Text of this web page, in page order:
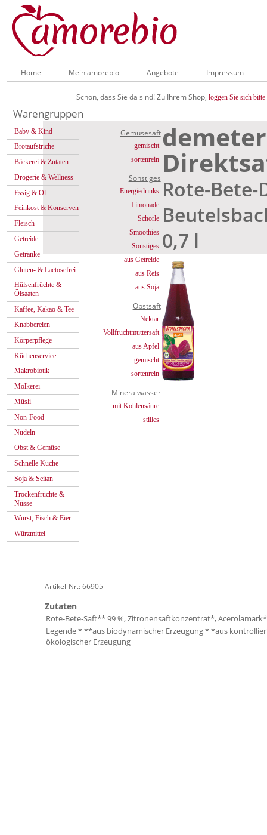
Home Mein amorebio Angebote Impressum
Schön, dass Sie da sind! Zu Ihrem Shop, loggen Sie sich bitte
Warengruppen
Baby & Kind
Brotaufstriche
Bäckerei & Zutaten
Drogerie & Wellness
Essig & Öl
Feinkost & Konserven
Fleisch
Getreide
Getränke
Gluten- & Lactosefrei
Hülsenfrüchte &
Ölsaaten
Kaffee, Kakao & Tee
Knabbereien
Körperpflege
Küchenservice
Makrobiotik
Molkerei
Müsli
Non-Food
Nudeln
Obst & Gemüse
Schnelle Küche
Soja & Seitan
Trockenfrüchte &
Nüsse
Wurst, Fisch & Eier
Würzmittel
Gemüsesaft
gemischt
sortenrein
Sonstiges
Energiedrinks
Limonade
Schorle
Smoothies
Sonstiges
aus Getreide
aus Reis
aus Soja
Obstsaft
Nektar
Vollfruchtmuttersaft
aus Apfel
gemischt
sortenrein
Mineralwasser
mit Kohlensäure
stilles
Rote-
0,7 l
Artikel-Nr.: 66905
Zutaten
Rote-Bete-Saft** 99 %, Zitronensaftkonzentrat*, Acerolamark*
Legende * **aus biodynamischer Erzeugung * *aus
ökologischer Erzeugung